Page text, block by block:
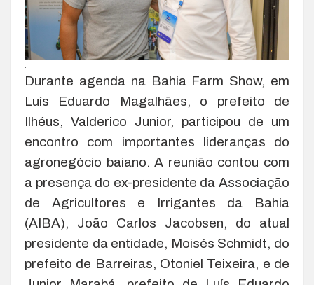
Durante agenda na Bahia Farm Show, em
Luís Eduardo Magalhães, o prefeito de
Ilhéus, Valderico Junior, participou de um
encontro com importantes lideranças do
agronegócio baiano. A reunião contou com
a presença do ex-presidente da Associação
de Agricultores e Irrigantes da Bahia
(AIBA), João Carlos Jacobsen, do atual
presidente da entidade, Moisés Schmidt, do
prefeito de Barreiras, Otoniel Teixeira, e de